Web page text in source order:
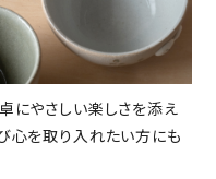
にやさしい楽しさを添え
心を取り入れたい方にも